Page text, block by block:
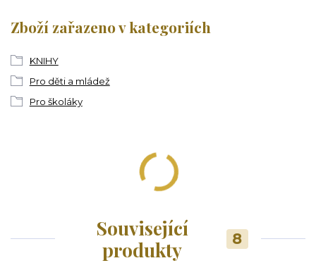
Zboží zařazeno v kategoriích
KNIHY
Pro děti a mládež
Pro školáky
Související
produkty
8